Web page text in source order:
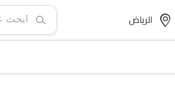
الرياض‎